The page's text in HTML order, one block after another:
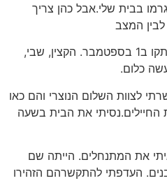
בבית שלי.אבל כהן צריך
המצב
בעיקר לתקן את המים שהם ניתקו ב1 בספטמבר. הקצין, שבי,
כלום.
לצוות השלום הנוצרי והם כאו
החיילים.נסיתי את הבית בשעה
את המתנחלים. הייתה שם
העדפתי להתקשרהם הזהירו